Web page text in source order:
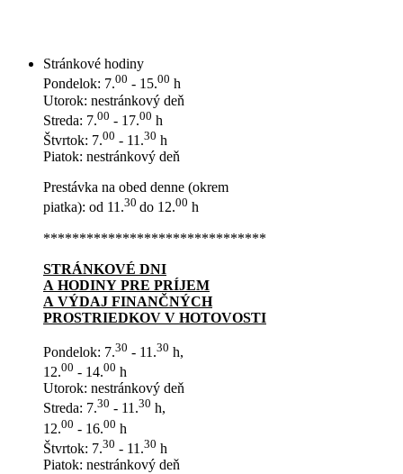
Stránkové hodiny
Pondelok: 7.00 - 15.00 h
Utorok: nestránkový deň
Streda: 7.00 - 17.00 h
Štvrtok: 7.00 - 11.30 h
Piatok: nestránkový deň
Prestávka na obed denne (okrem
piatka): od 11.30 do 12.00 h
*******************************
STRÁNKOVÉ DNI
A HODINY PRE PRÍJEM
A VÝDAJ FINANČNÝCH
PROSTRIEDKOV V HOTOVOSTI
Pondelok: 7.30 - 11.30 h,
12.00 - 14.00 h
Utorok: nestránkový deň
Streda: 7.30 - 11.30 h,
12.00 - 16.00 h
Štvrtok: 7.30 - 11.30 h
Piatok: nestránkový deň